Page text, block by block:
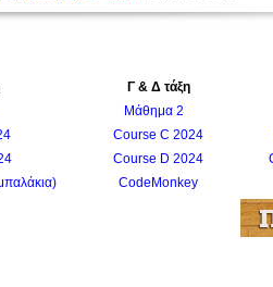
Γ & Δ τάξη
Μάθημα 2
Course C 2024
Course D 2024
CodeMonkey